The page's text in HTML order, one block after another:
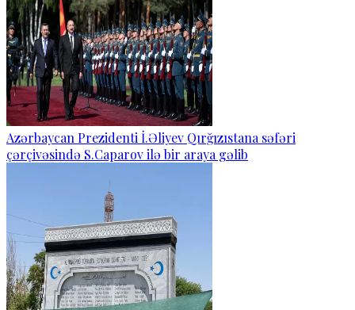
Azərbaycan Prezidenti İ.Əliyev Qırğızıstana səfəri
çərçivəsində S.Caparov ilə bir araya gəlib